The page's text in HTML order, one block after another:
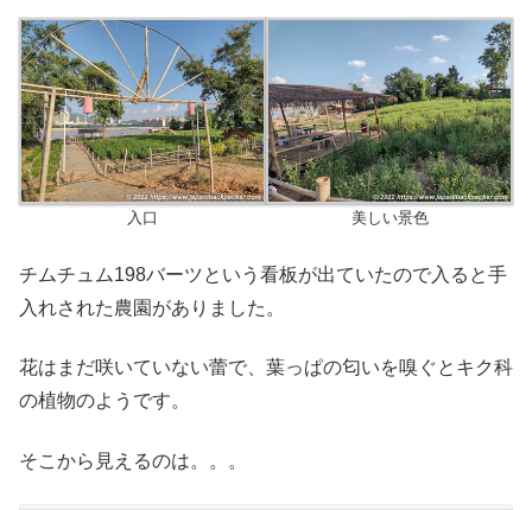
入口 美しい景色
チムチュム198バーツという看板が出ていたので入ると手
入れされた農園がありました。
花はまだ咲いていない蕾で、葉っぱの匂いを嗅ぐとキク科
の植物のようです。
そこから見えるのは。。。